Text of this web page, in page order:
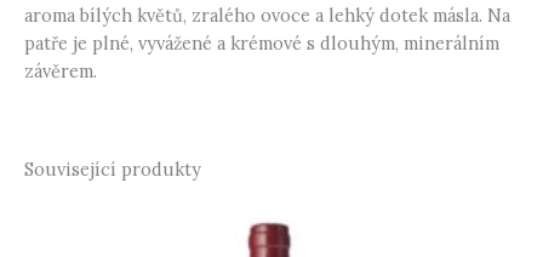
aroma bílých květů, zralého ovoce a lehký dotek másla. Na
patře je plné, vyvážené a krémové s dlouhým, minerálním
závěrem.
Související produkty